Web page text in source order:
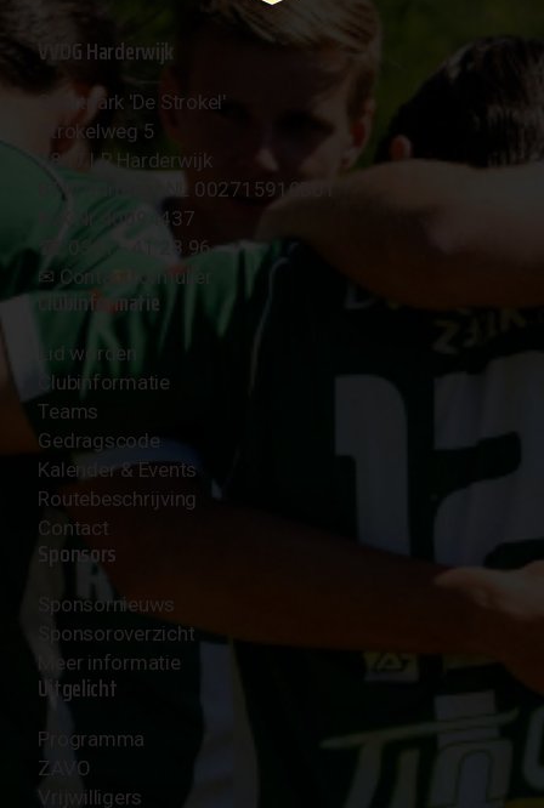
VVOG Harderwijk
Sportpark 'De Strokel'
Strokelweg 5
3847 LR Harderwijk
BTW Nummer NL 002715910B01
KvK Nr 40094437
☎︎ 0341 - 41 28 96
✉︎ Contactformulier
Clubinformatie
Lid worden
Clubinformatie
Teams
Gedragscode
Kalender & Events
Routebeschrijving
Contact
Sponsors
Sponsornieuws
Sponsoroverzicht
Meer informatie
Uitgelicht
Programma
ZAVO
Vrijwilligers